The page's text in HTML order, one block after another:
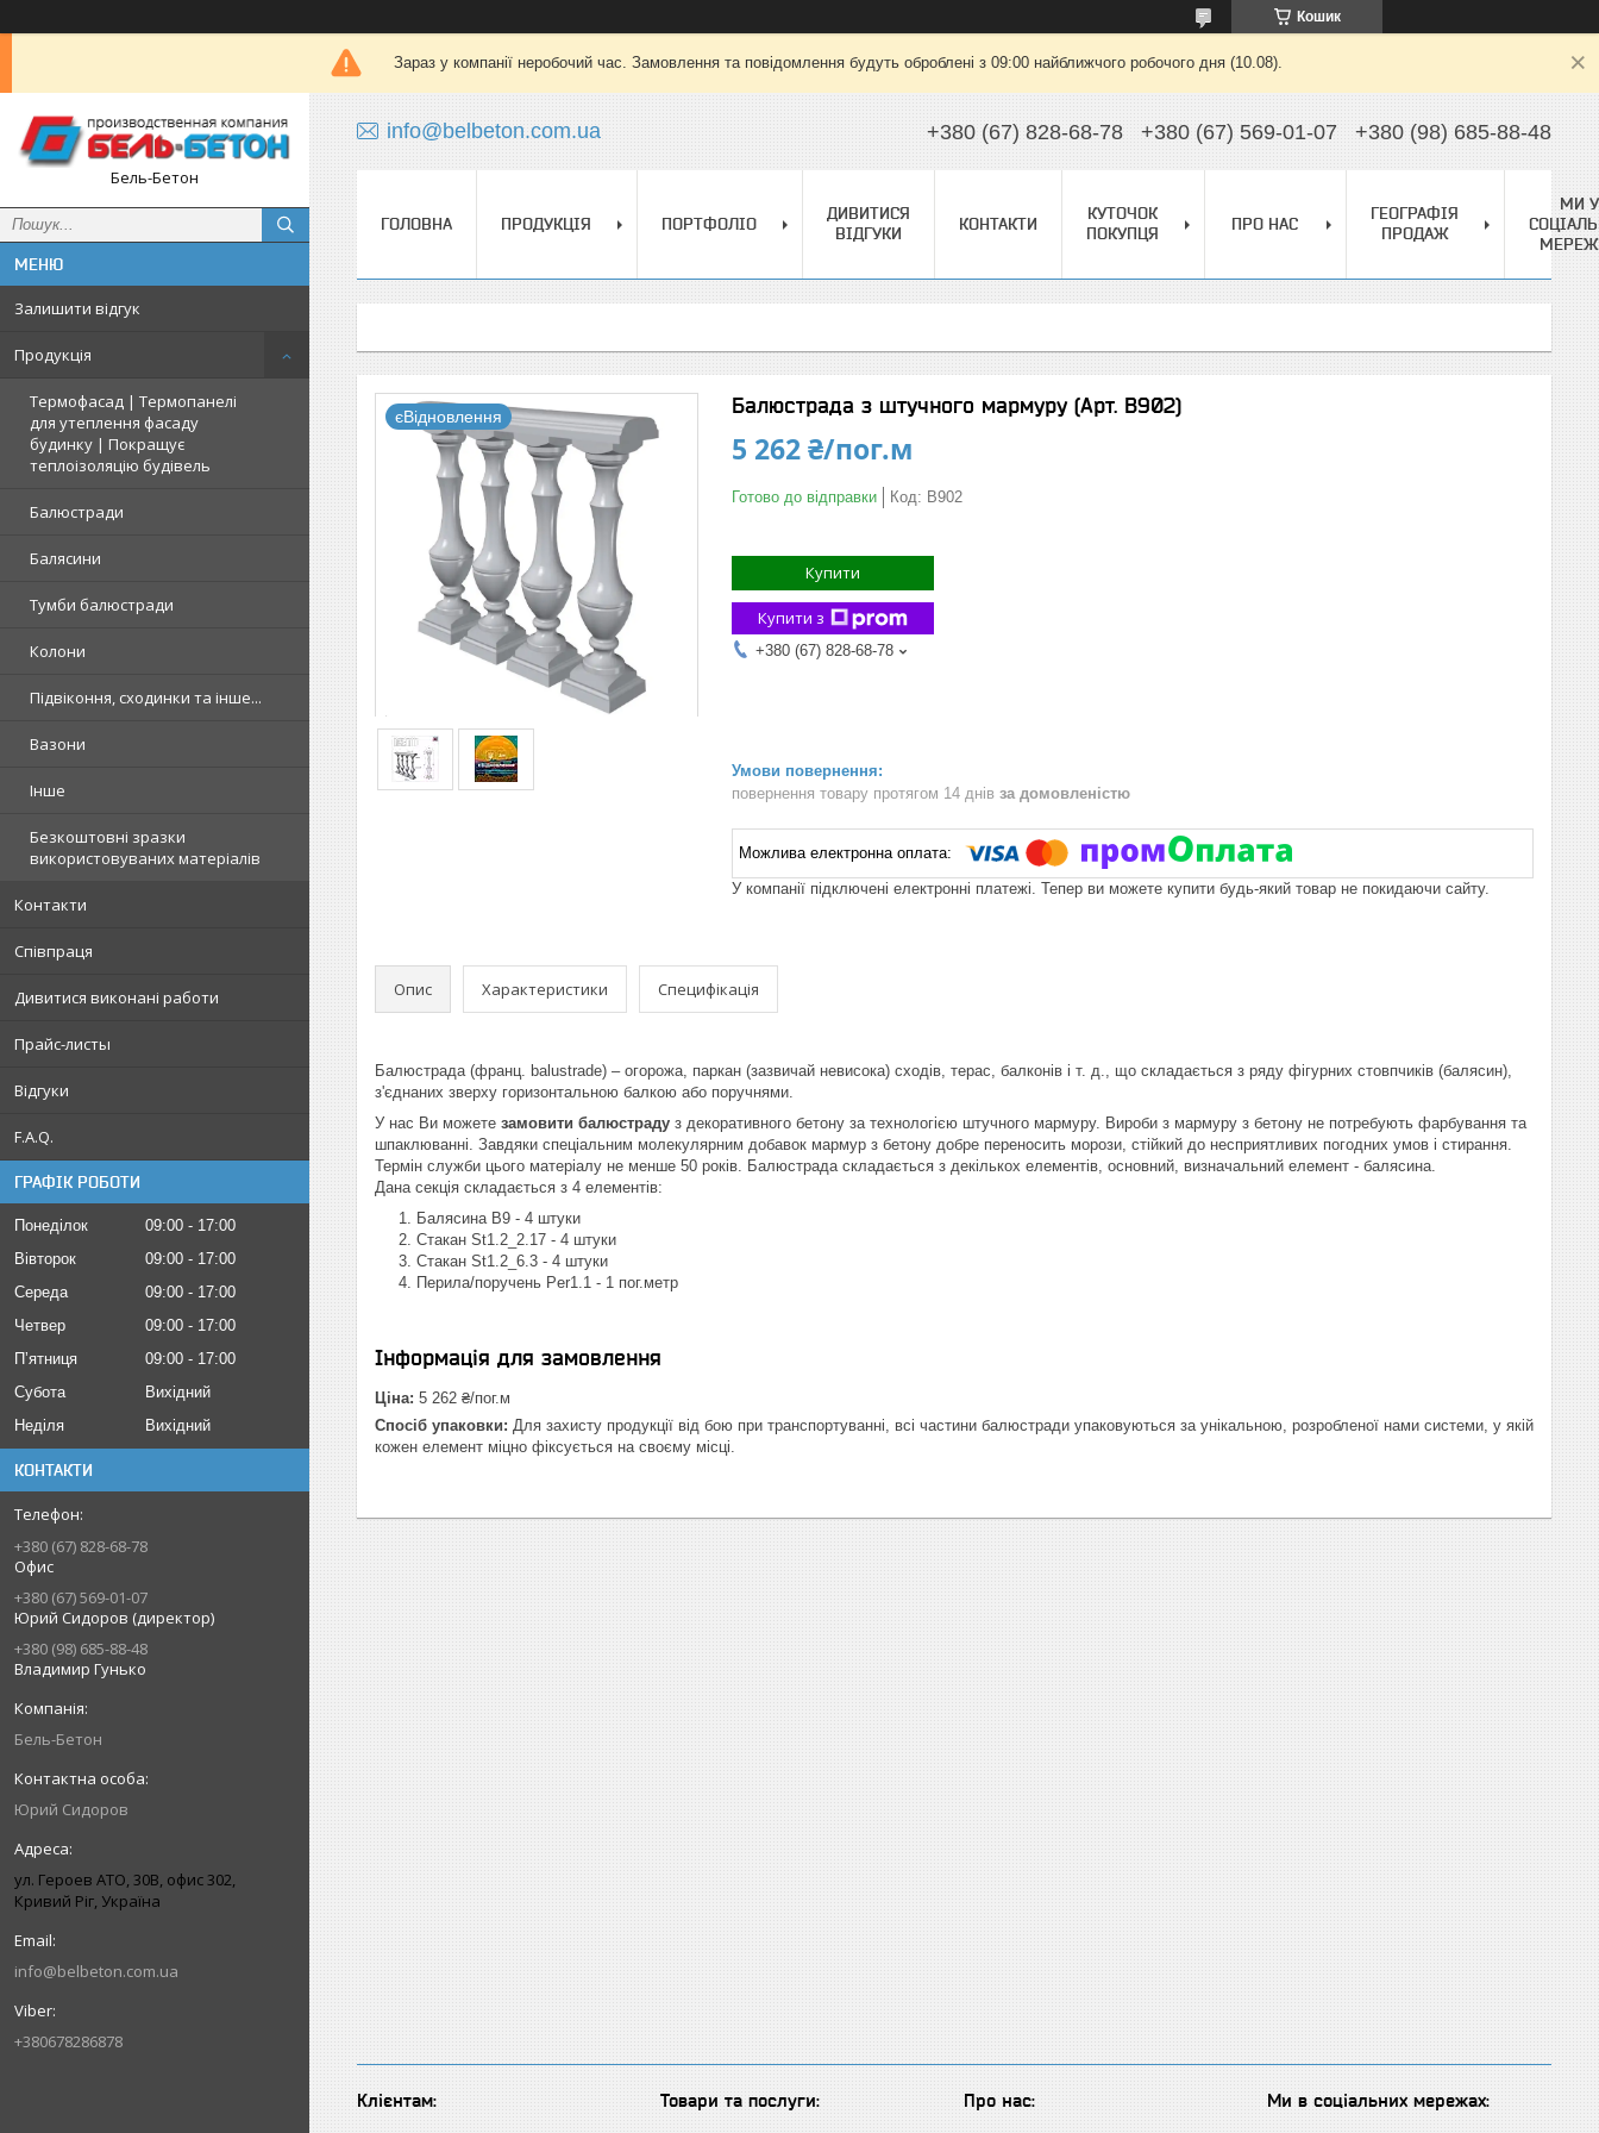
Кошик
Зараз у компанії неробочий час. Замовлення та повідомлення будуть оброблені з 09:00 найближчого робочого дня (10.08).
Бель-Бетон
Залишити відгук
Продукція
Термофасад | Термопанелі
для утеплення фасаду
будинку | Покращує
теплоізоляцію будівель
Балюстради
Балясини
Тумби балюстради
Колони
Підвіконня, сходинки та інше...
Вазони
Інше
Безкоштовні зразки
використовуваних матеріалів
Контакти
Співпраця
Дивитися виконані работи
Прайс-листы
Відгуки
F.A.Q.
ГРАФІК РОБОТИ
Понеділок 09:00
17:00
Вівторок
09:00
17:00
Середа
09:00
17:00
Четвер
09:00
17:00
Пʼятниця
09:00
17:00
Субота
Вихідний
Неділя
Вихідний
КОНТАКТИ
+380 (67) 828-68-78
Офис
+380 (67) 569-01-07
Юрий Сидоров (директор)
+380 (98) 685-88-48
Владимир Гунько
Бель-Бетон
Юрий Сидоров
ул. Героев АТО, 30В, офис 302,
Кривий Ріг, Україна
info@belbeton.com.ua
+380678286878
info@belbeton.com.ua +380 (67) 828-68-78 +380 (67) 569-01-07 +380 (98) 685-88-48
ГОЛОВНА ПРОДУКЦІЯ ПОРТФОЛІО
ДИВИТИСЯ
ВІДГУКИ
КОНТАКТИ
КУТОЧОК
ПОКУПЦЯ
ПРО НАС
ГЕОГРАФІЯ
ПРОДАЖ
МИ У
єВідновлення Балюстрада з штучного мармуру (Арт. B902)
5 262 ₴/пог.м
Готово до відправки Код: B902
Купити
Купити з
+380 (67) 828-68-78
повернення товару протягом 14 днів за домовленістю
У компанії підключені електронні платежі. Тепер ви можете купити будь-який товар не покидаючи сайту.
Опис Характеристики Специфікація
Балюстрада (франц. balustrade) – огорожа, паркан (зазвичай невисока) сходів, терас, балконів і т. д., що складається з ряду фігурних стовпчиків (балясин),
з'єднаних зверху горизонтальною балкою або поручнями.
У нас Ви можете замовити балюстраду з декоративного бетону за технологією штучного мармуру. Вироби з мармуру з бетону не потребують фарбування та
шпаклюванні. Завдяки спеціальним молекулярним добавок мармур з бетону добре переносить морози, стійкий до несприятливих погодних умов і стирання.
Термін служби цього матеріалу не менше 50 років. Балюстрада складається з декількох елементів, основний, визначальний елемент - балясина.
Дана секція складається з 4 елементів:
Балясина B9 - 4 штуки
Стакан St1.2_2.17 - 4 штуки
Стакан St1.2_6.3 - 4 штуки
Перила/поручень Per1.1 - 1 пог.метр
Інформація для замовлення
Ціна: 5 262 ₴/пог.м
Спосіб упаковки: Для захисту продукції від бою при транспортуванні, всі частини балюстради упаковуються за унікальною, розробленої нами системи, у якій
кожен елемент міцно фіксується на своєму місці.
Клієнтам: Товари та послуги: Про нас: Ми в соціальних мережах: